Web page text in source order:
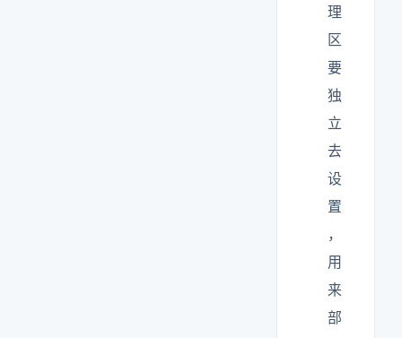
理
区
要
独
立
去
设
置
，
用
来
部